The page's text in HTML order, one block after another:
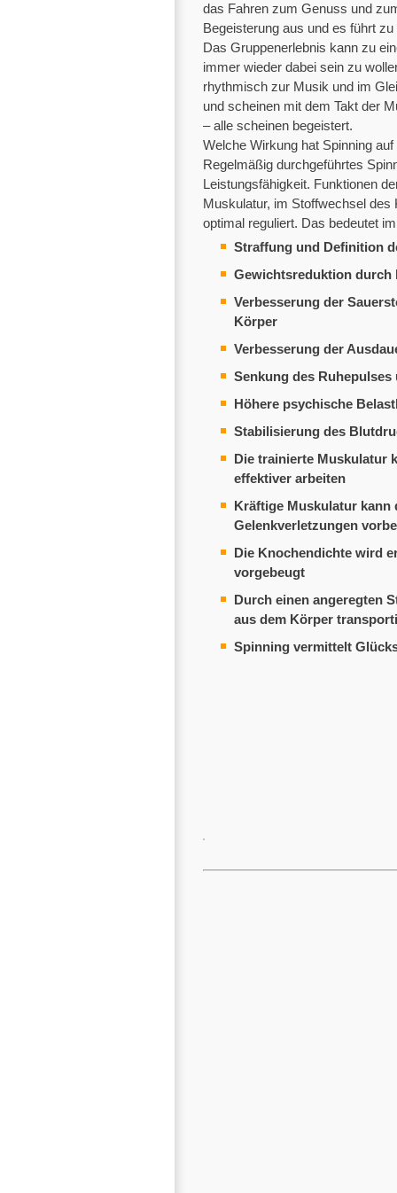
das Fahren zum Genuss und
Begeisterung aus und es führt
Das Gruppenerlebnis kann zu
immer wieder dabei sein zu
rhythmisch zur Musik und im
und scheinen mit dem Takt der
– alle scheinen begeistert.
Welche Wirkung hat Spinning
Regelmäßig durchgeführtes
Leistungsfähigkeit. Funktionen
Muskulatur, im Stoffwechsel
optimal reguliert. Das bedeutet
Straffung und Definition
Gewichtsreduktion durch
Verbesserung der
Körper
Verbesserung der
Senkung des
Höhere psychische
Stabilisierung des
Die trainierte Muskulatur
effektiver arbeiten
Kräftige Muskulatur kann
Gelenkverletzungen
Die Knochendichte wird
vorgebeugt
Durch einen angeregten
aus dem Körper
Spinning vermittelt